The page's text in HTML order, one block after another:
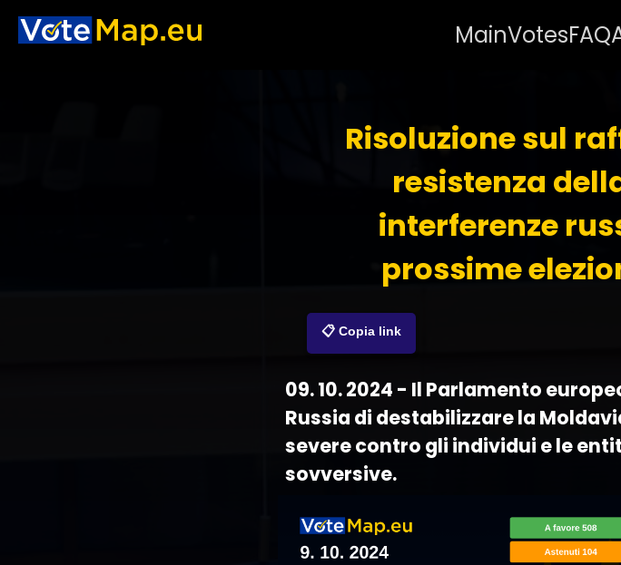
MainVotesFAQ
Risoluzione sul
resistenza
interferenze
prossime
📋 Copia link
09. 10. 2024 - Il Parlamento
Russia di destabilizzare la
severe contro gli individui e le
sovversive.